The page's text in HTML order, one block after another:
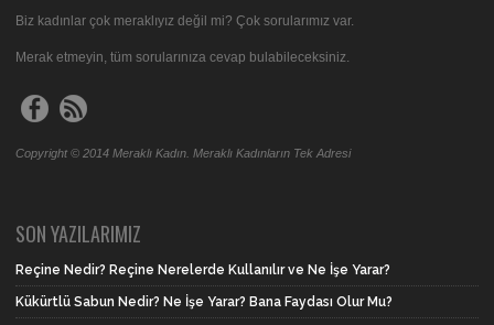
Biz kadınlar çok meraklıyız değil mi? Çok sorularımız var.
Merak etmeyin, tüm sorularınıza cevap bulabileceksiniz.
Copyright © 2014 Meraklı Kadın. Meraklı Kadınların Tek Adresi
SON YAZILARIMIZ
Reçine Nedir? Reçine Nerelerde Kullanılır ve Ne İşe Yarar?
Kükürtlü Sabun Nedir? Ne İşe Yarar? Bana Faydası Olur Mu?